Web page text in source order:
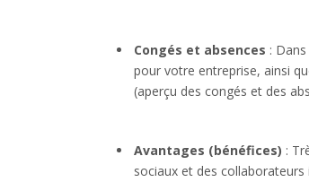
Congés et absences :
pour votre entreprise, ainsi
(aperçu des congés et des
Avantages (bénéfices) :
sociaux et des